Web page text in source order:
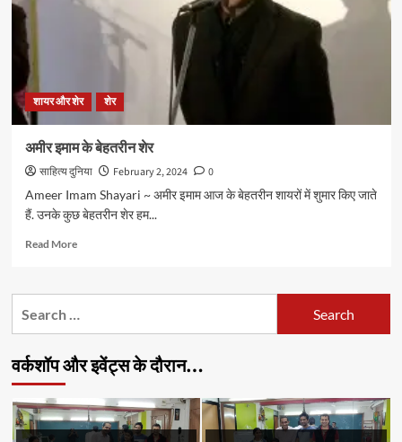
शायर और शेर शेर
अमीर इमाम के बेहतरीन शेर
साहित्य दुनिया February 2, 2024
0
Ameer Imam Shayari ~ अमीर इमाम आज के बेहतरीन शायरों में शुमार किए जाते
हैं. उनके कुछ बेहतरीन शेर हम...
Read MoreRead
अमीर
शेर
वर्कशॉप और इवेंट्स के दौरान…